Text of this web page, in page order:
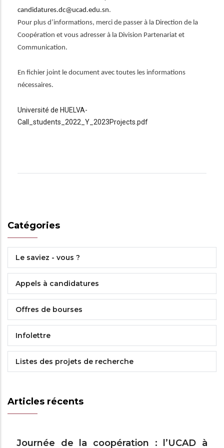
candidatures.dc@ucad.edu.sn.
Pour plus d’informations, merci de passer à la Direction de la
Coopération et vous adresser à la Division Partenariat et
Communication.
En fichier joint le document avec toutes les informations
nécessaires.
Université de HUELVA-
Call_students_2022_Y_2023Projects.pdf
Catégories
Le saviez - vous ?
Appels à candidatures
Offres de bourses
Infolettre
Listes des projets de recherche
Articles récents
Journée de la coopération : l’UCAD à